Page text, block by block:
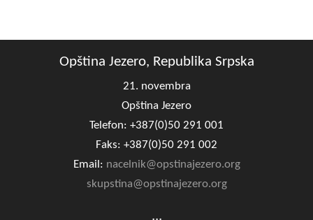
Opština Jezero, Republika Srpska
21. novembra
Opština Jezero
Telefon: +387(0)50 291 001
Faks: +387(0)50 291 002
Email: nacelnik@opstinajezero.org
skupstina@opstinajezero.org
...